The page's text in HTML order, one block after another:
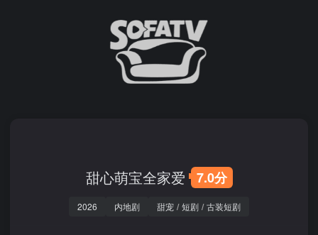
甜心萌宝全家爱 7.0分
2026 内地剧 甜宠 / 短剧 / 古装短剧